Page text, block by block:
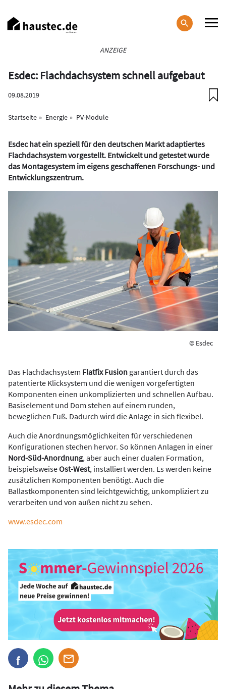
zum
Inhalt
ANZEIGE
Esdec: Flachdachsystem schnell aufgebaut
09.08.2019
Startseite Energie PV-Module
Esdec hat ein speziell für den deutschen Markt adaptiertes
Flachdachsystem vorgestellt. Entwickelt und getestet wurde
das Montagesystem im eigens geschaffenen Forschungs- und
Entwicklungszentrum.
© Esdec
Das Flachdachsystem Flatfix Fusion garantiert durch das
patentierte Klicksystem und die wenigen vorgefertigten
Komponenten einen unkomplizierten und schnellen Aufbau.
Basiselement und Dom stehen auf einem runden,
beweglichen Fuß. Dadurch wird die Anlage in sich flexibel.
Auch die Anordnungsmöglichkeiten für verschiedenen
Konfigurationen stechen hervor. So können Anlagen in einer
Nord-Süd-Anordnung, aber auch einer dualen Formation,
beispielsweiseOst-West, installiert werden. Es werden keine
zusätzlichen Komponenten benötigt. Auch die
Ballastkomponenten sind leichtgewichtig, unkompliziert zu
verarbeiten und von außen nicht zu sehen.
www.esdec.com